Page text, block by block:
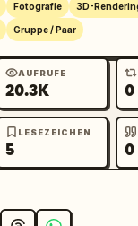
Fotografie 3D-
Gruppe / Paar
AUFRUFE
20.3K 0
LESEZEICHEN
5 0